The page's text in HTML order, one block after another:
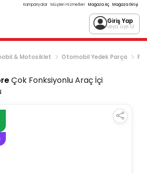
Kampanyalar Müşteri Hizmetleri Mağaza Aç Mağaza Girişi
Giriş Yap
veya üye ol
& Motosiklet Otomobil Yedek Parça
Çok Fonksiyonlu Araç İçi